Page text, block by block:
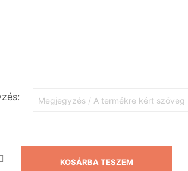
KOSÁRBA TESZEM